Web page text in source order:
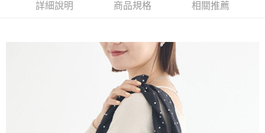
流程，驗證手機門號後，選擇欲分期的期數、繳款截止日，確認付款後即完
消。如遇「轉專審核」未通過狀況，表示未達大哥付你分期系統評分，恕無
1.分期款項不併入電信帳單，「大哥付你分期」於每月結算日後寄送繳費提
2.透過簡訊連結打開帳單後，可選擇「超商條碼／台灣大直營門市／銀行轉
帳／街口支付／iPASS MONEY」等通路繳費。
【關於「AFTEE先享後付」】
１．簡單：不需註冊會員、不需綁卡、不需儲值。
２．便利：只要手機號碼，簡訊認證，即可結帳。
３．安心：先確認商品／服務後，再付款。
【「AFTEE先享後付」結帳流程】
１．於結帳方式選擇「AFTEE先享後付」後，將跳轉至「AFTEE先享後付」
結帳頁面，進行簡訊認證並確認金額後，即可完成結帳。
２．訂單成立數日內，您將收到繳費通知簡訊。
３．收到繳費通知簡訊後14天內，點擊此簡訊中的連結，可透過四大超商／
每筆NT$60，滿NT$388(含以上)免運費
每筆NT$60，滿NT$388(含以上)免運費
詳細說明 商品規格 相關推薦